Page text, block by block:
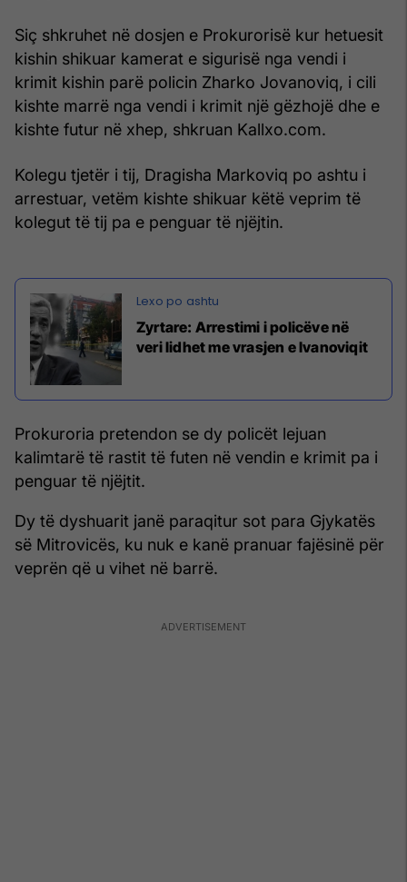
Siç shkruhet në dosjen e Prokurorisë kur hetuesit
kishin shikuar kamerat e sigurisë nga vendi i
krimit kishin parë policin Zharko Jovanoviq, i cili
kishte marrë nga vendi i krimit një gëzhojë dhe e
kishte futur në xhep, shkruan Kallxo.com.
Kolegu tjetër i tij, Dragisha Markoviq po ashtu i
arrestuar, vetëm kishte shikuar këtë veprim të
kolegut të tij pa e penguar të njëjtin.
Zyrtare: Arrestimi i policëve në
veri lidhet me vrasjen e Ivanoviqit
Prokuroria pretendon se dy policët lejuan
kalimtarë të rastit të futen në vendin e krimit pa i
penguar të njëjtit.
Dy të dyshuarit janë paraqitur sot para Gjykatës
së Mitrovicës, ku nuk e kanë pranuar fajësinë për
veprën që u vihet në barrë.